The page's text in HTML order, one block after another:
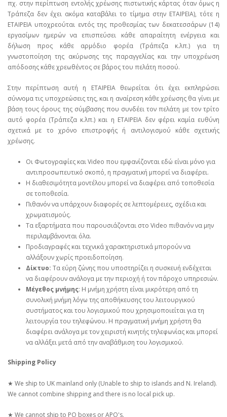
πχ. στην περίπτωση εντολής χρέωσης πιστωτικής κάρτας όταν όμως η
Τράπεζα δεν έχει ακόμα καταβάλει το τίμημα στην ΕΤΑΙΡΕΙΑ), τότε η
ΕΤΑΙΡΕΙΑ υποχρεούται εντός της προθεσμίας των δεκατεσσάρων (14)
εργασίμων ημερών να επισπεύσει κάθε απαραίτητη ενέργεια και
δήλωση προς κάθε αρμόδιο φορέα (Τράπεζα κ.λπ.) για τη
γνωστοποίηση της ακύρωσης της παραγγελίας και την υποχρέωση
απόδοσης κάθε χρεωθέντος σε βάρος του πελάτη ποσού.
Στην περίπτωση αυτή η ΕΤΑΙΡΕΙΑ θεωρείται ότι έχει εκπληρώσει
σύννομα τις υποχρεώσεις της, και η αναίρεση κάθε χρέωσης θα γίνει με
βάση τους όρους της σύμβασης που συνδέει τον πελάτη με τον τρίτο
αυτό φορέα (Τράπεζα κ.λπ.) και η ΕΤΑΙΡΕΙΑ δεν φέρει καμία ευθύνη
σχετικά με το χρόνο επιστροφής ή αντιλογισμού κάθε σχετικής
χρέωσης.
Οι Φωτογραφίες και Video που εμφανίζονται εδώ είναι μόνο για
αντιπροσωπευτικό σκοπό, η πραγματική μπορεί να διαφέρει.
Η διαθεσιμότητα μοντέλου μπορεί να διαφέρει από τοποθεσία
σε τοποθεσία.
Πιθανόν να υπάρχουν διαφορές σε λεπτομέρειες, σχέδια και
χρωματισμούς.
Τα εξαρτήματα που παρουσιάζονται στο Video πιθανόν να μην
περιλαμβάνονται όλα.
Προδιαγραφές και τεχνικά χαρακτηριστικά μπορούν να
αλλάξουν χωρίς προειδοποίηση.
Δίκτυο: Τα εύρη ζώνης που υποστηρίζει η συσκευή ενδέχεται
να διαφέρουν ανάλογα με την περιοχή ή τον πάροχο υπηρεσιών.
Μέγεθος μνήμης: Η μνήμη χρήστη είναι μικρότερη από τη
συνολική μνήμη λόγω της αποθήκευσης του λειτουργικού
συστήματος και του λογισμικού που χρησιμοποιείται για τη
λειτουργία του τηλεφώνου. Η πραγματική μνήμη χρήστη θα
διαφέρει ανάλογα με τον χειριστή κινητής τηλεφωνίας και μπορεί
να αλλάξει μετά από την αναβάθμιση του λογισμικού.
Shipping Policy
★ We ship to UK mainland only (Unable to ship to islands and N. Ireland).
We cannot combine shipping and there is no local pick up.
★ We cannot ship to PO boxes or APO's.